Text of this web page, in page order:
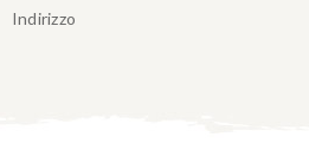
Indirizzo